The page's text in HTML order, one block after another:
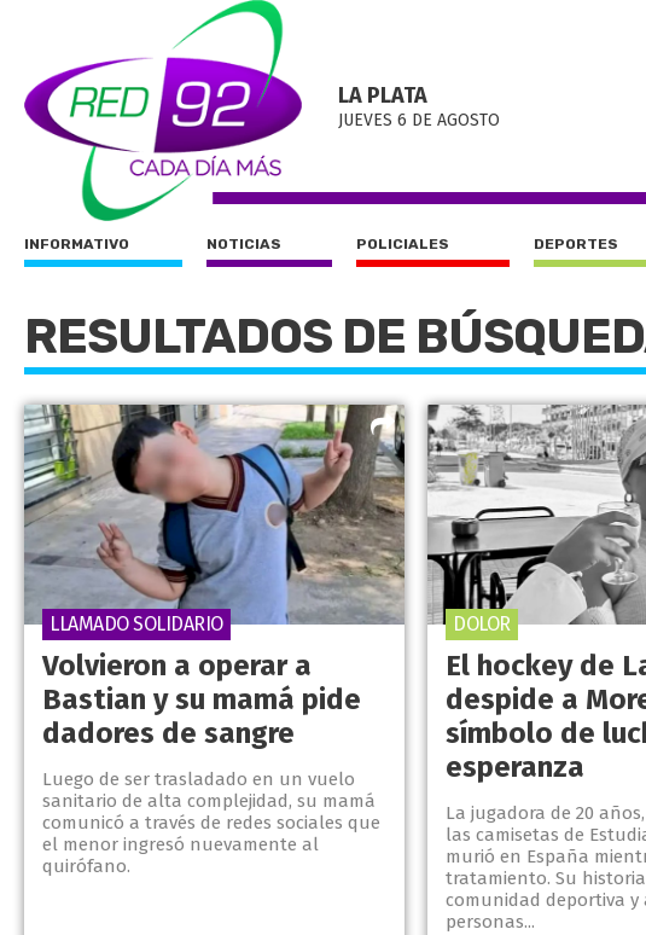
LA PLATA
JUEVES 6 DE AGOSTO
INFORMATIVO NOTICIAS POLICIALES DEPORTES
RESULTADOS DE
Volvieron a operar a
Bastian y su mamá pide
dadores de sangre
Luego de ser trasladado en un vuelo
sanitario de alta complejidad, su mamá
comunicó a través de redes sociales que
el menor ingresó nuevamente al
quirófano.
LLAMADO SOLIDARIO
El hockey de
despide a
símbolo de
esperanza
La jugadora de 20
las camisetas de
murió en España
tratamiento. Su
comunidad deportiva y
personas...
DOLOR